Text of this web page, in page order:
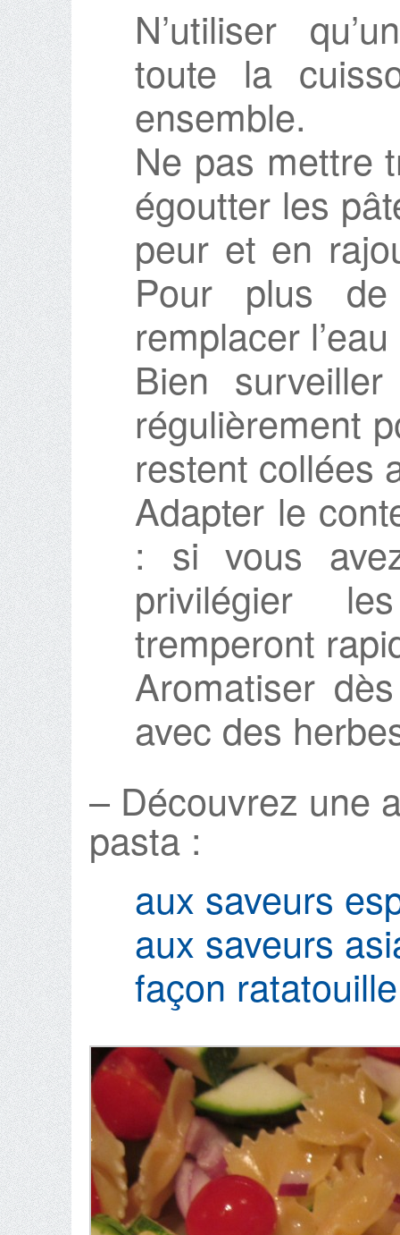
N’utiliser
toute la
ensemble.
Ne pas mettre
égoutter les
peur et en
Pour plus
remplacer
Bien
régulièrement
restent collées
Adapter le
: si vous
privilégier
tremperont
Aromatiser
avec des
– Découvrez une
pasta :
aux saveurs
aux saveurs
façon ratatouille